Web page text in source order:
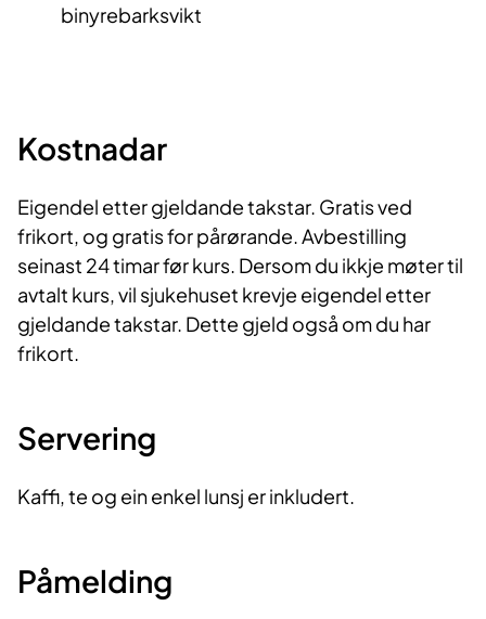
binyrebarksvikt
Kostnadar
Eigendel etter gjeldande takstar. Gratis ved
frikort, og gratis for pårørande. Avbestilling
seinast 24 timar før kurs. Dersom du ikkje møter til
avtalt kurs, vil sjukehuset krevje eigendel etter
gjeldande takstar. Dette gjeld også om du har
frikort.
Servering
Kaffi, te og ein enkel lunsj er inkludert.
Påmelding